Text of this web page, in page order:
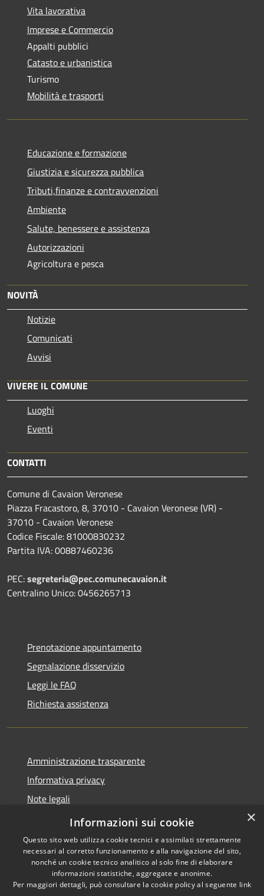
Vita lavorativa
Imprese e Commercio
Appalti pubblici
Catasto e urbanistica
Turismo
Mobilità e trasporti
Educazione e formazione
Giustizia e sicurezza pubblica
Tributi,finanze e contravvenzioni
Ambiente
Salute, benessere e assistenza
Autorizzazioni
Agricoltura e pesca
NOVITÀ
Notizie
Comunicati
Avvisi
VIVERE IL COMUNE
Luoghi
Eventi
CONTATTI
Comune di Cavaion Veronese
Piazza Fracastoro, 8, 37010 - Cavaion Veronese (VR) -
37010 - Cavaion Veronese
Codice Fiscale: 81000830232
Partita IVA: 00887460236
PEC:segreteria@pec.comunecavaion.it
Centralino Unico: 0456265713
Prenotazione appuntamento
Segnalazione disservizio
Leggi le FAQ
Richiesta assistenza
Amministrazione trasparente
Informativa privacy
Note legali
Dichiarazione di accessibilità
Accessibilità
Copyright © 2026 • Comune di
Cavaion Veronese • Powered
×
Informazioni sui cookie
Questo sito web utilizza cookie tecnici e assimilati strettamente
necessari al corretto funzionamento e alla navigazione del sito,
nonché un cookie tecnico analitico al solo fine di elaborare
informazioni statistiche, aggregate e anonime.
Per maggiori dettagli, può consultare la cookie policy al seguente link